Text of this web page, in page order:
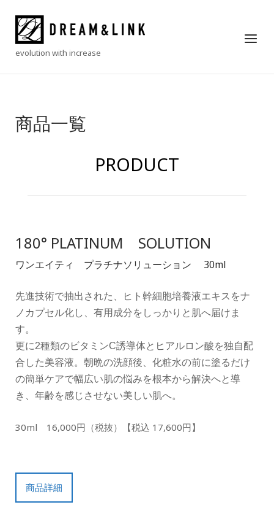
content
Home
evolution with increase
Menu
商品一覧
PRODUCT
180° PLATINUM SOLUTION
ワンエイティ プラチナソリューション 30ml
先進技術で抽出された、ヒト幹細胞培養液エキスをナ
ノカプセル化し、有用成分をしっかりと肌へ届けま
す。
更に2種類のビタミンC誘導体とヒアルロン酸を独自配
合した美容液。朝晩の洗顔後、化粧水の前に塗るだけ
の簡単ケアで幅広い肌の悩みを根本から解決へと導
き、年齢を感じさせない美しい肌へ。
30ml 16,000円（税抜）【税込 17,600円】
商品詳細